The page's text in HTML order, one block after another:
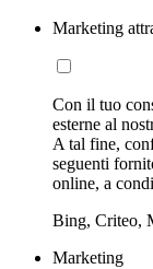
Marketing
Con il tuo
esterne al
A tal fine,
seguenti
online, a
Bing, Criteo,
Marketing